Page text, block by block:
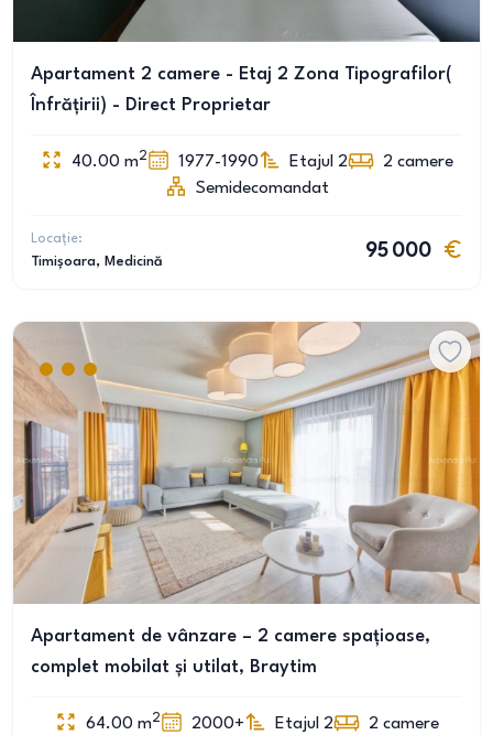
Apartament 2 camere - Etaj 2 Zona Tipografilor(
Înfrățirii) - Direct Proprietar
40.00 m2 1977-1990 Etajul 2 2 camere
Semidecomandat
Locație:
Timișoara, Medicină
95 000
Apartament de vânzare – 2 camere spațioase,
complet mobilat și utilat, Braytim
64.00 m2 2000+ Etajul 2 2 camere